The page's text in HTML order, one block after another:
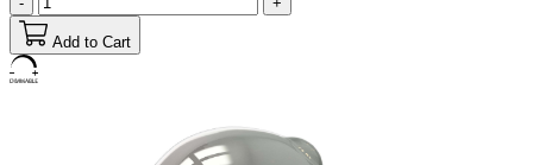
Add to Cart